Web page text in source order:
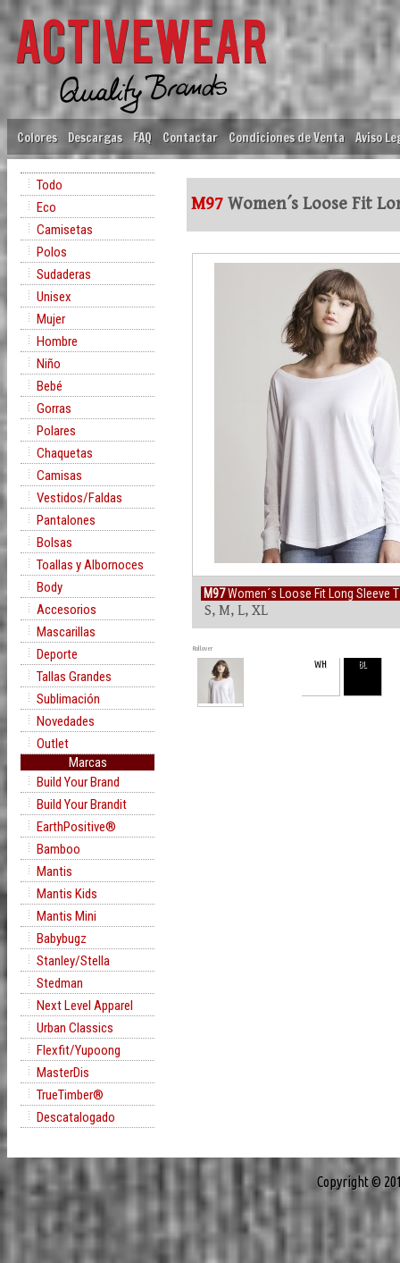
Colores Descargas FAQ Contactar Condiciones de Venta Aviso
Todo
Eco
Camisetas
Polos
Sudaderas
Unisex
Mujer
Hombre
Niño
Bebé
Gorras
Polares
Chaquetas
Camisas
Vestidos/Faldas
Pantalones
Bolsas
Toallas y Albornoces
Body
Accesorios
Mascarillas
Deporte
Tallas Grandes
Sublimación
Novedades
Outlet
Marcas
Build Your Brand
Build Your Brandit
EarthPositive®
Bamboo
Mantis
Mantis Kids
Mantis Mini
Babybugz
Stanley/Stella
Stedman
Next Level Apparel
Urban Classics
Flexfit/Yupoong
MasterDis
TrueTimber®
Descatalogado
M97 Women´s Loose Fit
M97Women´s Loose Fit Long Sleeve
S, M, L, XL
Rollover
WH BL
Copyright ©